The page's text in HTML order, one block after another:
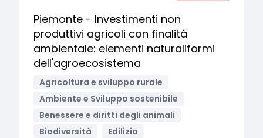
Piemonte - Investimenti non
produttivi agricoli con finalità
ambientale: elementi naturaliformi
dell'agroecosistema
Agricoltura e sviluppo rurale
Ambiente e Sviluppo sostenibile
Benessere e diritti degli animali
Biodiversità
Edilizia